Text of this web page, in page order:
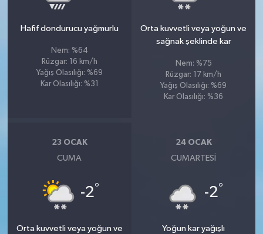
Hafif dondurucu yağmurlu
Nem: %64
Rüzgar: 16 km/h
Yağış Olasılığı: %69
Kar Olasılığı: %31
Orta kuvvetli veya yoğun ve
sağnak şeklinde kar
Nem: %75
Rüzgar: 17 km/h
Yağış Olasılığı: %69
Kar Olasılığı: %36
23 OCAK
CUMA
-2°
Orta kuvvetli veya yoğun ve
24 OCAK
CUMARTESI
-2°
Yoğun kar yağışlı